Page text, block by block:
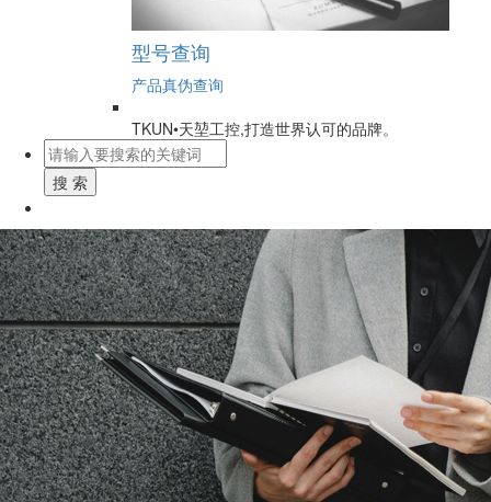
型号查询
产品真伪查询
TKUN•天堃工控,打造世界认可的品牌。
搜 索